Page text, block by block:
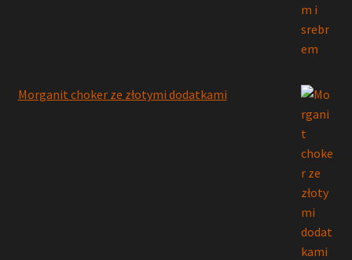
Morganit choker ze złotymi dodatkami